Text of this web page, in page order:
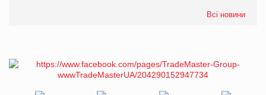
Всі новини